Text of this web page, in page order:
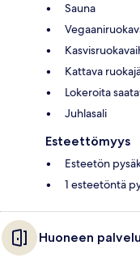
Sauna
Kattava
Lokeroita
Juhlasali
Esteettömyys
Esteetön
1 esteetöntä
Huoneen